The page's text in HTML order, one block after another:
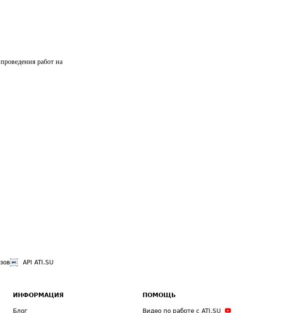
работ на
API ATI.SU
ИНФОРМАЦИЯ
Блог
ПОМОЩЬ
Видео по работе с ATI.SU